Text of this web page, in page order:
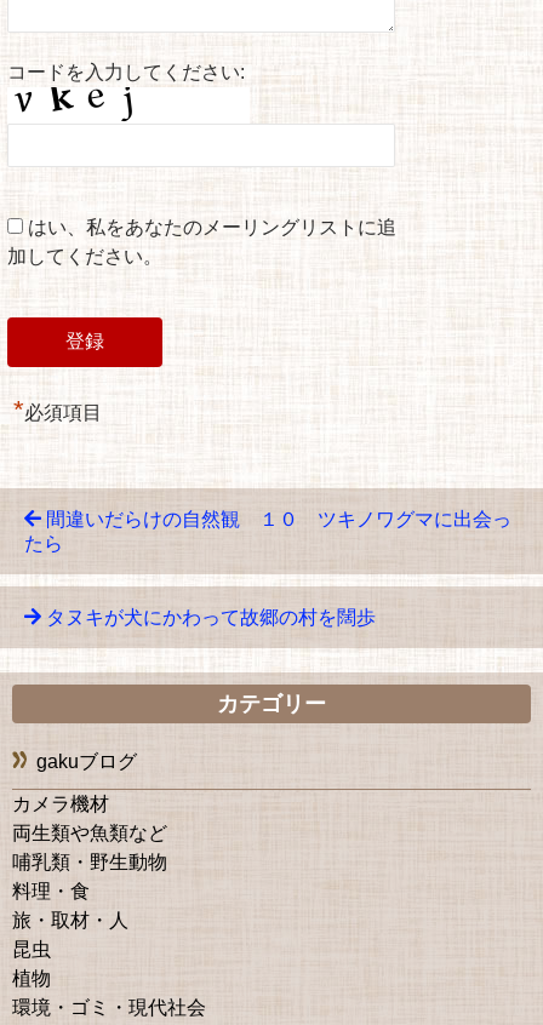
コードを入力してください:
はい、私をあなたのメーリングリストに追
加してください。
*必須項目
間違いだらけの自然観 １０ ツキノワグマに出会っ
たら
タヌキが犬にかわって故郷の村を闊歩
カテゴリー
gakuブログ
カメラ機材
両生類や魚類など
哺乳類・野生動物
料理・食
旅・取材・人
昆虫
植物
環境・ゴミ・現代社会